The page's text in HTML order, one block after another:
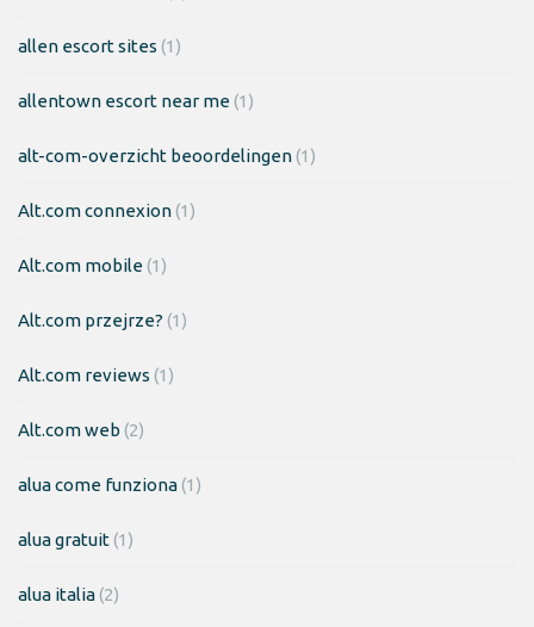
allen escort sites (1)
allentown escort near me(1)
alt-com-overzicht beoordelingen(1)
Alt.com connexion(1)
Alt.com mobile(1)
Alt.com przejrze? (1)
Alt.com reviews (1)
Alt.com web (2)
alua come funziona(1)
alua gratuit(1)
alua italia(2)